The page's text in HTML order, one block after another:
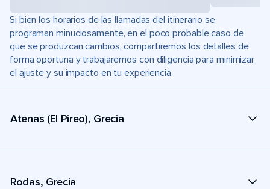
Si bien los horarios de las llamadas del itinerario se
programan minuciosamente, en el poco probable caso de
que se produzcan cambios, compartiremos los detalles de
forma oportuna y trabajaremos con diligencia para minimizar
el ajuste y su impacto en tu experiencia.
Atenas (El Pireo), Grecia
Rodas, Grecia